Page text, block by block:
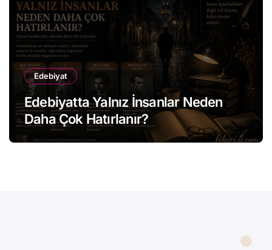
Edebiyat
Edebiyatta Yalnız İnsanlar Neden
Daha Çok Hatırlanır?